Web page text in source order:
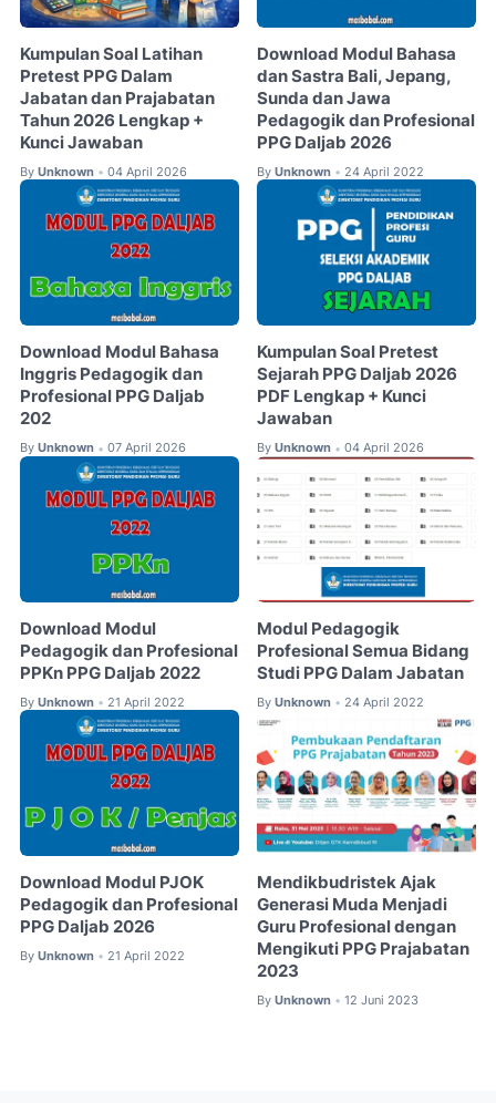
Kumpulan Soal Latihan
Pretest PPG Dalam
Jabatan dan Prajabatan
Tahun 2026 Lengkap +
Kunci Jawaban
By Unknown • 04 April 2026
Download Modul Bahasa
dan Sastra Bali, Jepang,
Sunda dan Jawa
Pedagogik dan Profesional
PPG Daljab 2026
By Unknown • 24 April 2022
Download Modul Bahasa
Inggris Pedagogik dan
Profesional PPG Daljab
202
By Unknown • 07 April 2026
Kumpulan Soal Pretest
Sejarah PPG Daljab 2026
PDF Lengkap + Kunci
Jawaban
By Unknown • 04 April 2026
Download Modul
Pedagogik dan Profesional
PPKn PPG Daljab 2022
By Unknown • 21 April 2022
Modul Pedagogik
Profesional Semua Bidang
Studi PPG Dalam Jabatan
By Unknown • 24 April 2022
Download Modul PJOK
Pedagogik dan Profesional
PPG Daljab 2026
By Unknown • 21 April 2022
Mendikbudristek Ajak
Generasi Muda Menjadi
Guru Profesional dengan
Mengikuti PPG Prajabatan
2023
By Unknown • 12 Juni 2023